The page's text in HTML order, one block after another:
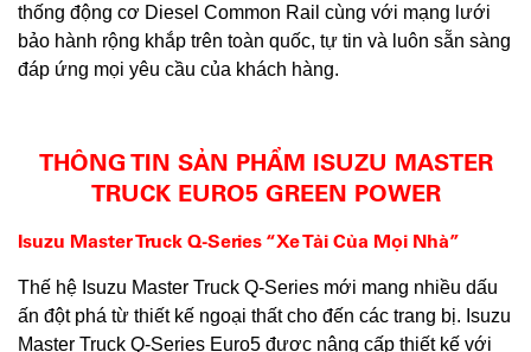
thống động cơ Diesel Common Rail cùng với mạng lưới
bảo hành rộng khắp trên toàn quốc, tự tin và luôn sẵn sàng
đáp ứng mọi yêu cầu của khách hàng.
THÔNG TIN SẢN PHẨM ISUZU MASTER
TRUCK EURO5 GREEN POWER
Isuzu Master Truck Q-Series “Xe Tải Của Mọi Nhà”
Thế hệ Isuzu Master Truck Q-Series mới mang nhiều dấu
ấn đột phá từ thiết kế ngoại thất cho đến các trang bị. Isuzu
Master Truck Q-Series Euro5 được nâng cấp thiết kế với